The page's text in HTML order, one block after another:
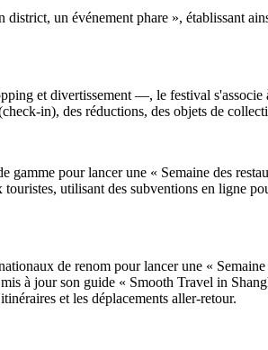
un événement phare », établissant
et divertissement —, le festival s'associe
in), des réductions, des objets de
pour lancer une « Semaine des
utilisant des subventions en ligne
de renom pour lancer une «
à jour son guide « Smooth Travel in
et les déplacements aller-retour.